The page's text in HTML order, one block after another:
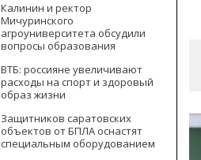
Калинин и ректор
Мичуринского
агроуниверситета обсудили
вопросы образования
ВТБ: россияне увеличивают
расходы на спорт и здоровый
образ жизни
Защитников саратовских
объектов от БПЛА оснастят
специальным оборудованием